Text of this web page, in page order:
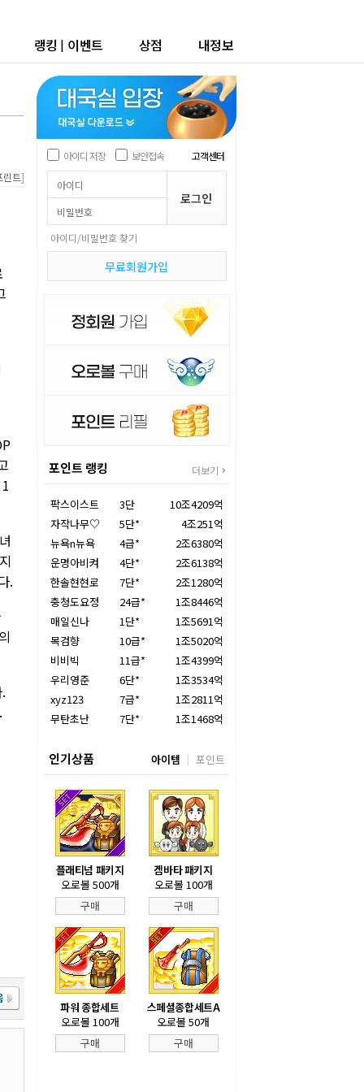
랭킹 | 이벤트 상점 내정보
린트]
.
아이디 저장 보안접속 고객센터
아이디/비밀번호 찾기
무료회원가입
포인트 랭킹 더보기
팍스이스트 3단
10조4209억
자작나무♡
5단*
4조251억
뉴욕n뉴욕
4급*
2조6380억
운명아비켜
4단*
2조6138억
한솔현현로
7단*
2조1280억
충청도요정
24급*
1조8446억
매일신나
1단*
1조5691억
목검향
10급*
1조5020억
비비빅
11급*
1조4399억
우리영준
6단*
1조3534억
xyz123
7급*
1조2811억
무탄초난
7단* 1조1468억
인기상품 아이템 포인트
플래티넘 패키지
오로볼 500개
구매
겜바타 패키지
오로볼 100개
구매
파워 종합세트
오로볼 100개
구매
스페셜종합세트A
오로볼 50개
구매